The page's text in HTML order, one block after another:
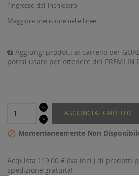
l'ingresso dell'inchiostro
Maggiore precisione nelle linee
Aggiungi prodotti al carrello per
potrai usare per ottenere dei PREMI IN
AGGIUNGI AL CARRELLO
 Momentaneamente Non
Acquista 119,00 € (iva incl.) di prodotti
spedizione gratuita!